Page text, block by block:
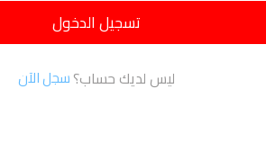
تسجيل الدخول
ليس لديك حساب؟سجل الآن